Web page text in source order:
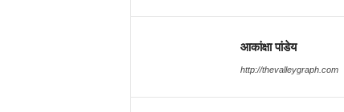
आकांक्षा पांडेय
http://thevalleygraph.com